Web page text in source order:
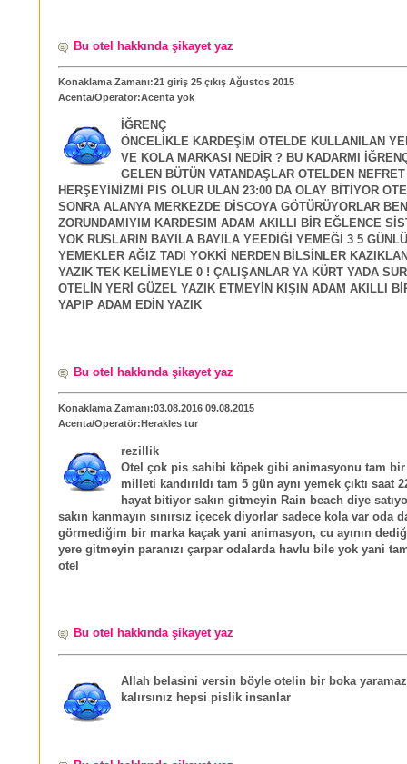
Bu otel hakkında şikayet yaz
Konaklama Zamanı:21 giriş 25 çıkış Ağustos 2015
Acenta/Operatör:Acenta yok
İĞRENÇ
ÖNCELİKLE KARDEŞİM OTELDE KULLANILAN
VE KOLA MARKASI NEDİR ? BU KADARMI
GELEN BÜTÜN VATANDAŞLAR OTELDEN
HERŞEYİNİZMİ PİS OLUR ULAN 23:00 DA OLAY BİTİYOR
SONRA ALANYA MERKEZDE DİSCOYA GÖTÜRÜYORLAR
ZORUNDAMIYIM KARDESIM ADAM AKILLI BİR EĞLENCE
YOK RUSLARIN BAYILA BAYILA YEEDİĞİ YEMEĞİ 3 5
YEMEKLER AĞIZ TADI YOKKİ NERDEN BİLSİNLER
YAZIK TEK KELİMEYLE 0 ! ÇALIŞANLAR YA KÜRT YADA
OTELİN YERİ GÜZEL YAZIK ETMEYİN KIŞIN ADAM AKILLI
YAPIP ADAM EDİN YAZIK
Bu otel hakkında şikayet yaz
Konaklama Zamanı:03.08.2016 09.08.2015
Acenta/Operatör:Herakles tur
rezillik
Otel çok pis sahibi köpek gibi animasyonu tam bir
milleti kandırıldı tam 5 gün aynı yemek çıktı saat
hayat bitiyor sakın gitmeyin Rain beach diye
sakın kanmayın sınırsız içecek diyorlar sadece kola var oda
görmediğim bir marka kaçak yani animasyon, cu ayının
yere gitmeyin paranızı çarpar odalarda havlu bile yok yani
otel
Bu otel hakkında şikayet yaz
Allah belasini versin böyle otelin bir boka
kalırsınız hepsi pislik insanlar